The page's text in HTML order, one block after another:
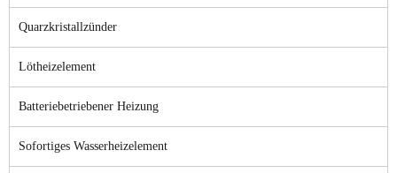
Quarzkristallzünder
Lötheizelement
Batteriebetriebener Heizung
Sofortiges Wasserheizelement